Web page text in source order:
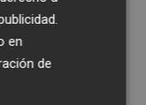
a
infancia que
niñas y
a
.
en
de